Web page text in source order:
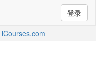
登录
iCourses.com